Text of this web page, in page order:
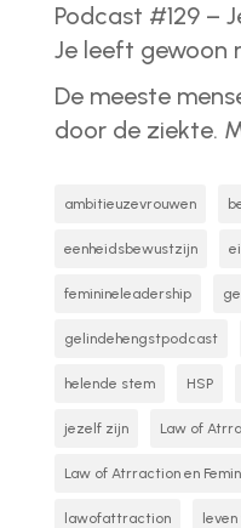
Podcast #129 –
Je leeft gewoon
De meeste
door de ziekte.
ambitieuzevrouwen
eenheidsbewustzijn
feminineleadership
gelindehengstpodcast
helende stem HSP
jezelf zijn Law of
Law of Atrraction en
lawofattraction